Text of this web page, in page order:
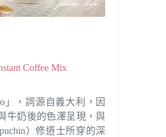
Coffee Mix
」，詞源自義大利，因
牛奶後的色澤呈現，與
）修道士所穿的深